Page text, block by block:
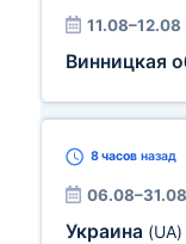
11.08–12.08
Винницкая
8 часов назад
06.08–31.08
Украина (UA)